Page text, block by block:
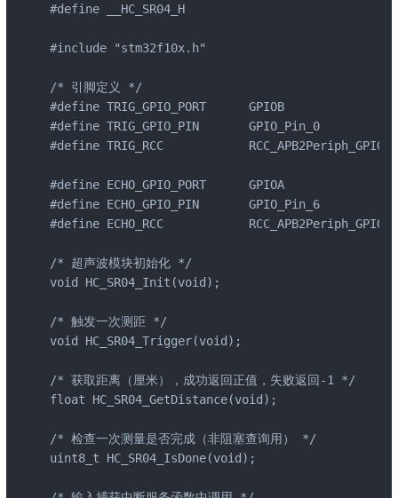
#define __HC_SR04_H
#include "stm32f10x.h"
/* 引脚定义 */
#define TRIG_GPIO_PORT      GPIOB
#define TRIG_GPIO_PIN       GPIO_Pin_0
#define TRIG_RCC            RCC_APB2Periph_GPIOB
#define ECHO_GPIO_PORT      GPIOA
#define ECHO_GPIO_PIN       GPIO_Pin_6
#define ECHO_RCC            RCC_APB2Periph_GPIOA
/* 超声波模块初始化 */
void HC_SR04_Init(void);
/* 触发一次测距 */
void HC_SR04_Trigger(void);
/* 获取距离（厘米），成功返回正值，失败返回-1 */
float HC_SR04_GetDistance(void);
/* 检查一次测量是否完成（非阻塞查询用） */
uint8_t HC_SR04_IsDone(void);